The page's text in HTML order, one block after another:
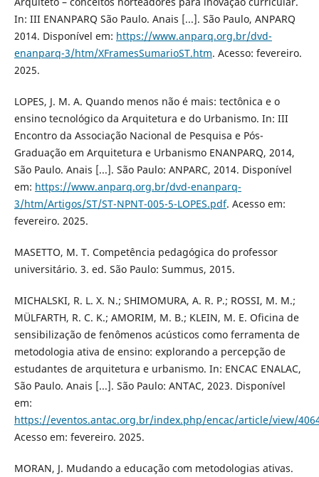
In: III ENANPARQ São Paulo. Anais [...]. São Paulo, ANPARQ
2014. Disponível em: https://www.anparq.org.br/dvd-
enanparq-3/htm/XFramesSumarioST.htm. Acesso: fevereiro.
2025.
LOPES, J. M. A. Quando menos não é mais: tectônica e o
ensino tecnológico da Arquitetura e do Urbanismo. In: III
Encontro da Associação Nacional de Pesquisa e Pós-
Graduação em Arquitetura e Urbanismo ENANPARQ, 2014,
São Paulo. Anais [...]. São Paulo: ANPARC, 2014. Disponível
em: https://www.anparq.org.br/dvd-enanparq-
3/htm/Artigos/ST/ST-NPNT-005-5-LOPES.pdf. Acesso em:
fevereiro. 2025.
MASETTO, M. T. Competência pedagógica do professor
universitário. 3. ed. São Paulo: Summus, 2015.
MICHALSKI, R. L. X. N.; SHIMOMURA, A. R. P.; ROSSI, M. M.;
MÜLFARTH, R. C. K.; AMORIM, M. B.; KLEIN, M. E. Oficina de
sensibilização de fenômenos acústicos como ferramenta de
metodologia ativa de ensino: explorando a percepção de
estudantes de arquitetura e urbanismo. In: ENCAC ENALAC,
São Paulo. Anais [...]. São Paulo: ANTAC, 2023. Disponível
em:
https://eventos.antac.org.br/index.php/encac/article/view/
Acesso em: fevereiro. 2025.
MORAN, J. Mudando a educação com metodologias ativas.